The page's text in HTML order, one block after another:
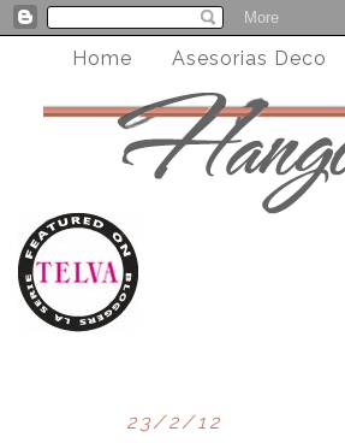
Home Asesorias Deco
23/2/12